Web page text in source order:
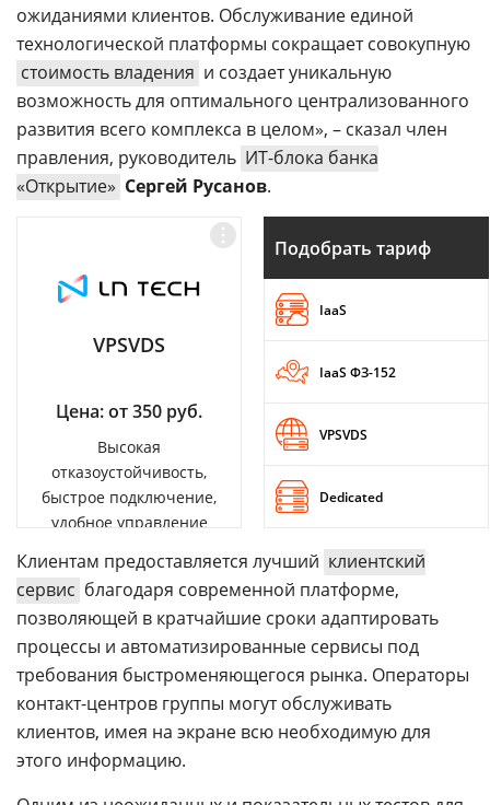
ожиданиями клиентов. Обслуживание единой
технологической платформы сокращает совокупную
стоимость владения и создает уникальную
возможность для оптимального централизованного
развития всего комплекса в целом», – сказал член
правления, руководитель ИТ-блока банка
«Открытие» Сергей Русанов.
VPSVDS
Цена: от 350 руб.
Высокая
отказоустойчивость,
быстрое подключение,
удобное управление
Подобрать тариф
IaaS
IaaS ФЗ-152
VPSVDS
Dedicated
Клиентам предоставляется лучший клиентский
сервис благодаря современной платформе,
позволяющей в кратчайшие сроки адаптировать
процессы и автоматизированные сервисы под
требования быстроменяющегося рынка. Операторы
контакт-центров группы могут обслуживать
клиентов, имея на экране всю необходимую для
этого информацию.